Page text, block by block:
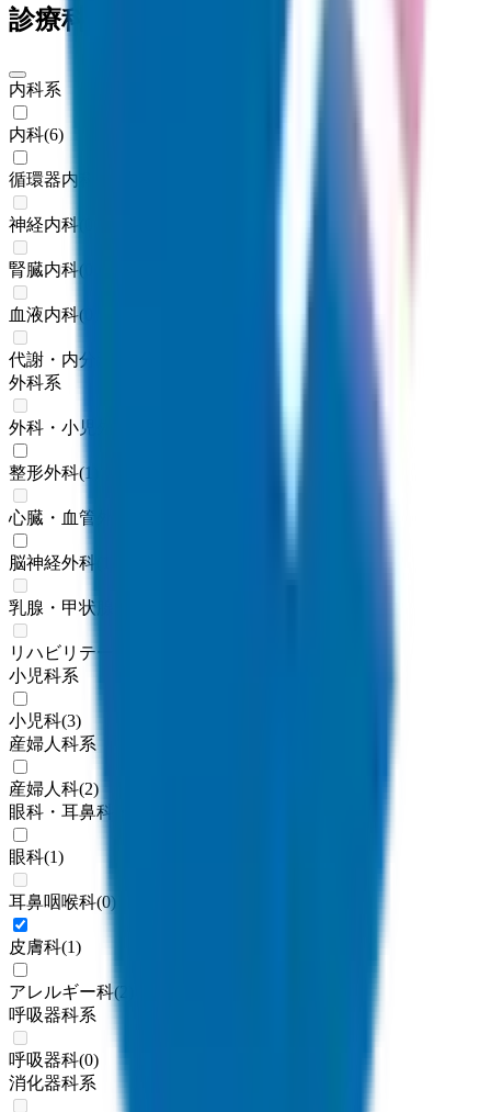
診療科からさがす
内科系
内科(6)
循環器内科
神経内科
腎臓内科(
血液内科(
代謝・内分泌内科
外科系
外科・小児外科
整形外科(1
心臓・血管外科
脳神経外科
乳腺・甲状腺外科
リハビリテーション科
小児科系
小児科(3)
産婦人科系
産婦人科(2)
眼科・耳鼻科・皮膚科・アレルギー科系
眼科(1)
耳鼻咽喉科(0)
皮膚科(1)
アレルギー科(
呼吸器科系
呼吸器科(0)
消化器科系